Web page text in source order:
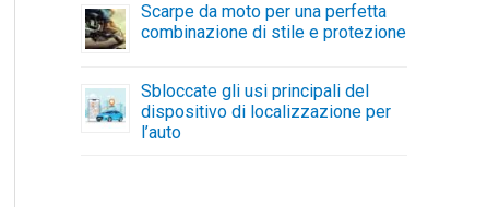
Scarpe da moto per una perfetta
combinazione di stile e protezione
Sbloccate gli usi principali del
dispositivo di localizzazione per
l’auto